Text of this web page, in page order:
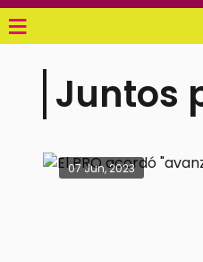
≡
Juntos
07 Jun, 2023